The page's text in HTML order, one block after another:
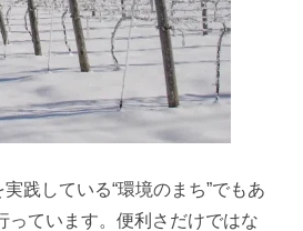
践している“環境のまち”でもあ
っています。便利さだけではな